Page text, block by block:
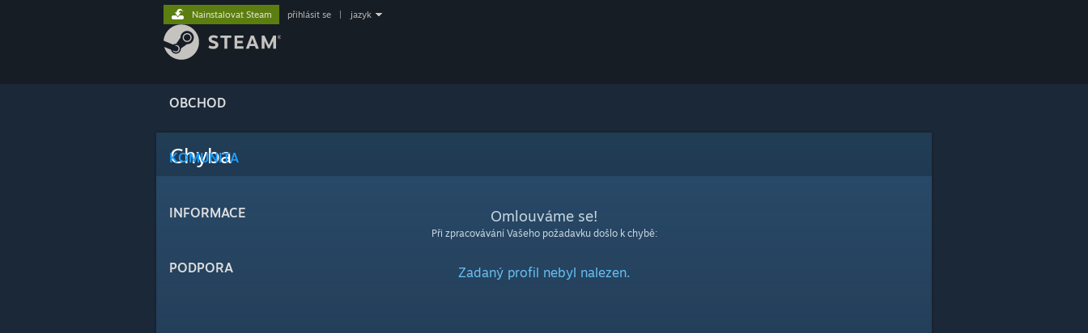
OBCHOD
KOMUNITA
INFORMACE
PODPORA
Nainstalovat Steam přihlásit se jazyk
Chyba
Omlouváme se!
Při zpracovávání Vašeho požadavku došlo k chybě:
Zadaný profil nebyl nalezen.